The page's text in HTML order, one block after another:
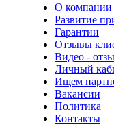
О компании
Развитие
Гарантии
Отзывы
Видео -
Личный
Ищем
Вакансии
Политика
Контакты